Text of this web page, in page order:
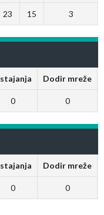
23 15 3
Dodir mreže
0 0
Dodir mreže
0 0